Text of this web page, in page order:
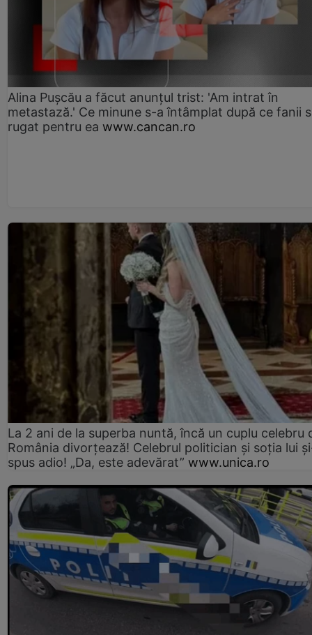
Alina Pușcău a făcut anunțul trist: 'Am intrat în
metastază.' Ce minune s-a întâmplat după ce fanii
rugat pentru ea www.cancan.ro
La 2 ani de la superba nuntă, încă un cuplu celebru
România divorțează! Celebrul politician și soția lui
spus adio! „Da, este adevărat” www.unica.ro